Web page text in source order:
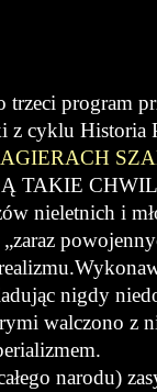
program
z cyklu Historia
TAKIE
nieletnich i
nigdy
walczono z
narodu)